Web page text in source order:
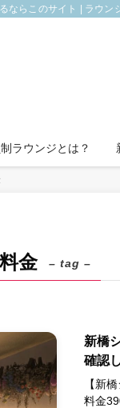
ならこのサイト | ラウン
ラウンジとは？
金 – tag –
新橋
確認
【新
料金